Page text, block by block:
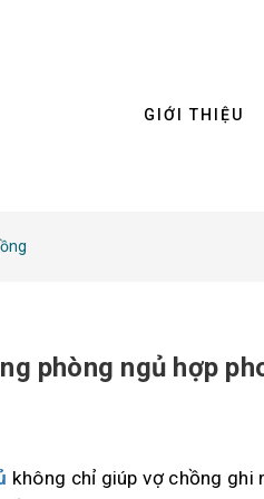
GIỚI THIỆU
phòng ngủ hợp
không chỉ giúp vợ chồng ghi